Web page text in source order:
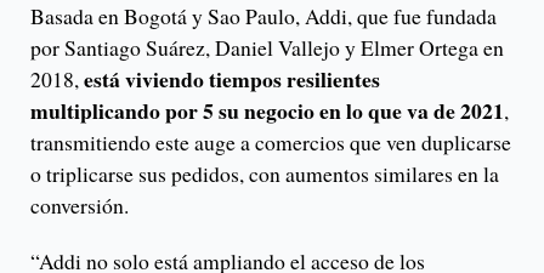
Basada en Bogotá y Sao Paulo, Addi, que fue fundada
por Santiago Suárez, Daniel Vallejo y Elmer Ortega en
2018,está viviendo tiempos resilientes
multiplicando por 5 su negocio en lo que va de 2021,
transmitiendo este auge a comercios que ven duplicarse
o triplicarse sus pedidos, con aumentos similares en la
conversión.
“Addi no solo está ampliando el acceso de los